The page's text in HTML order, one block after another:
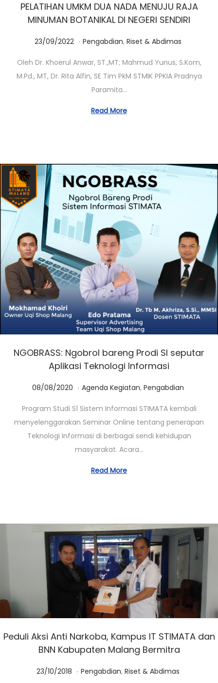
PELATIHAN UMKM DUA NADA MENUJU RAJA
MINUMAN BOTANIKAL DI NEGERI SENDIRI
Posted on
23/09/2022 0
/
0
3
. Posted in
Pengabdian, Riset & Abdimas
Oleh Dr. Khoerul Anwar, ST.,MT; Mahmud Yunus, S.Kom,
M.Pd., MT, Dr. Rita Alfin, SE Tim PkM STMIK PPKIA Pradnya
Paramita…
Read More
NGOBRASS: Ngobrol bareng Prodi SI seputar
Aplikasi Teknologi Informasi
Posted on
08/08/2020 0
/
0
3
/
. Posted in
Agenda Kegiatan, Pengabdian
Program Studi S1 Sistem Informasi STIMATA kembali
menyelenggarakan Seminar Online tentang penerapan
Teknologi Informasi di berbagai sendi kehidupan
masyarakat. Acara…
Read More
Peduli Aksi Anti Narkoba, Kampus IT STIMATA dan
BNN Kabupaten Malang Bermitra
Posted on
23/10/2018 0. Posted in
Pengabdian, Riset & Abdimas